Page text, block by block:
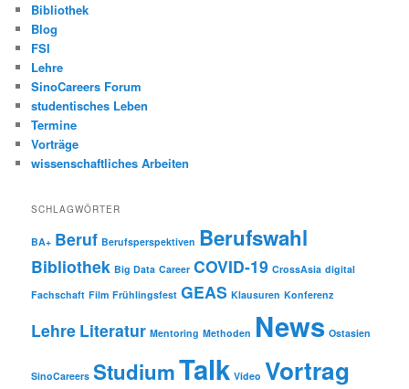
Bibliothek
Blog
FSI
Lehre
SinoCareers Forum
studentisches Leben
Termine
Vorträge
wissenschaftliches Arbeiten
SCHLAGWÖRTER
BA+ Beruf Berufsperspektiven Berufswahl
Bibliothek Big Data Career COVID-19 CrossAsia digital
Fachschaft Film Frühlingsfest GEAS Klausuren Konferenz
Lehre Literatur Mentoring Methoden News Ostasien
SinoCareers StudiumTalk Video Vortrag